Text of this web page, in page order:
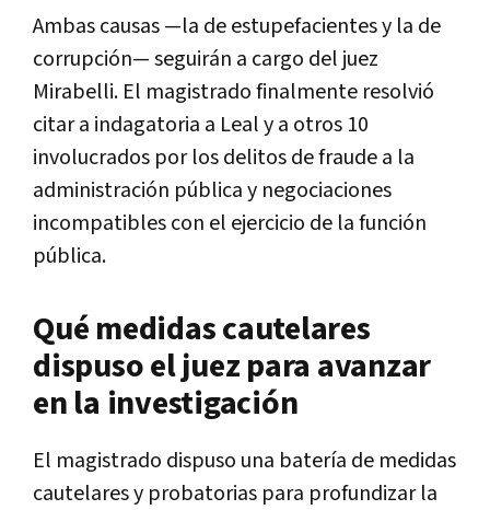
Ambas causas —la de estupefacientes y la de
corrupción— seguirán a cargo del juez
Mirabelli. El magistrado finalmente resolvió
citar a indagatoria a Leal y a otros 10
involucrados por los delitos de fraude a la
administración pública y negociaciones
incompatibles con el ejercicio de la función
pública.
Qué medidas cautelares
dispuso el juez para avanzar
en la investigación
El magistrado dispuso una batería de medidas
cautelares y probatorias para profundizar la